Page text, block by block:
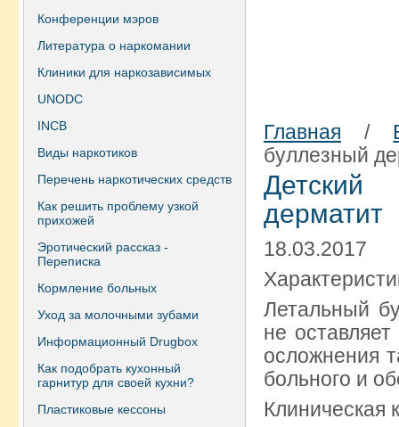
Конференции мэров
Литература о наркомании
Клиники для наркозависимых
UNODC
INCB
Виды наркотиков
Перечень наркотических средств
Как решить проблему узкой
прихожей
Эротический рассказ -
Переписка
Кормление больных
Уход за молочными зубами
Информационный Drugbox
Как подобрать кухонный
гарнитур для своей кухни?
Пластиковые кессоны
Главная /
буллезный
дерматит
18.03.2017
Летальный
не
осложнения
больного и
Клиническая